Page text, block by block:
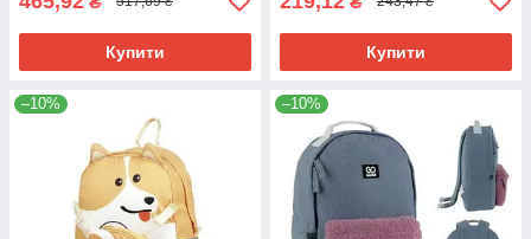
Купити Купити
–10% –10%